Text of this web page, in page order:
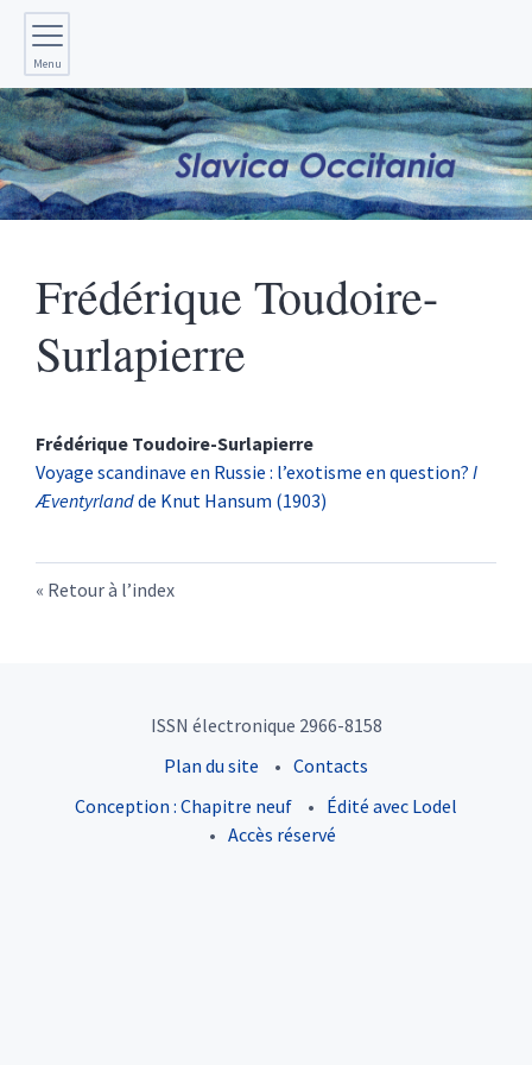
Menu
Frédérique Toudoire-
Surlapierre
Frédérique Toudoire-Surlapierre
Voyage scandinave en Russie : l’exotisme en question? I
Æventyrlandde Knut Hansum (1903)
Retour à l’index
ISSN électronique 2966-8158
Plan du site
Contacts
Conception : Chapitre neuf
Édité avec Lodel
Accès réservé